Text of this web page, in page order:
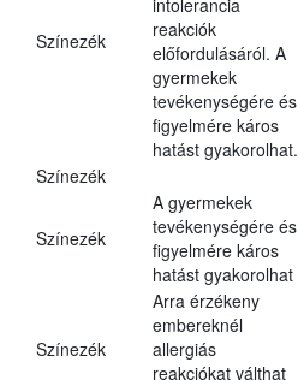
Színezék
reakciók
előfordulásáról. A
gyermekek
tevékenységére és
figyelmére káros
hatást gyakorolhat.
Színezék
Színezék
A gyermekek
tevékenységére és
figyelmére káros
hatást gyakorolhat
Színezék
Arra érzékeny
embereknél
allergiás
reakciókat válthat